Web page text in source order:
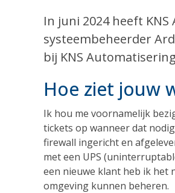
In juni 2024 heeft
systeembeheerder
bij KNS
Hoe ziet jouw
Ik hou me voornamelijk
tickets op wanneer dat
firewall ingericht en
met een UPS
een nieuwe klant heb ik het
omgeving kunnen beheren.